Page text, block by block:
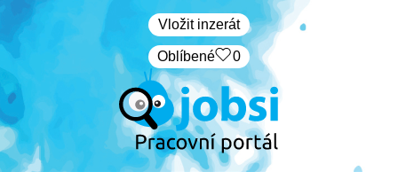
Vložit inzerát
Oblíbené 0